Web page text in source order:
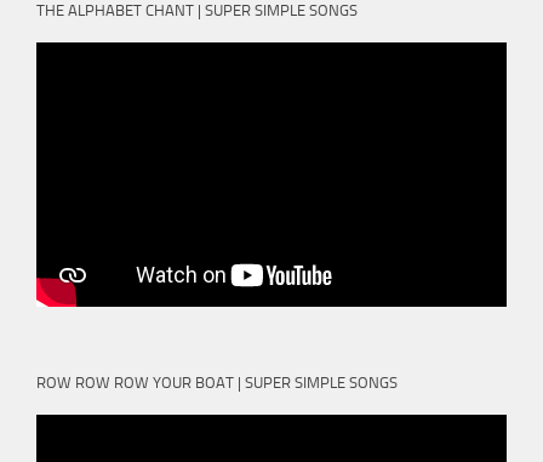
THE ALPHABET CHANT | SUPER SIMPLE SONGS
ROW ROW ROW YOUR BOAT | SUPER SIMPLE SONGS